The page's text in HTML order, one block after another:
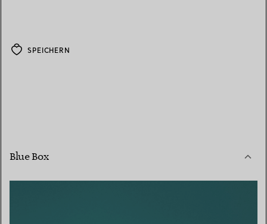
SPEICHERN
Blue Box